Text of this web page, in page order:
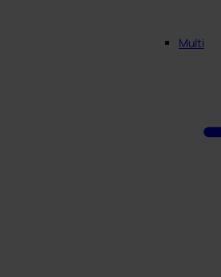
Multi